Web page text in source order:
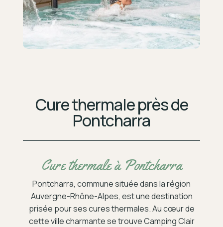
Cure thermale près de
Pontcharra
Cure thermale à Pontcharra
Pontcharra, commune située dans la région
Auvergne-Rhône-Alpes, est une destination
prisée pour ses cures thermales. Au cœur de
cette ville charmante se trouve Camping Clair